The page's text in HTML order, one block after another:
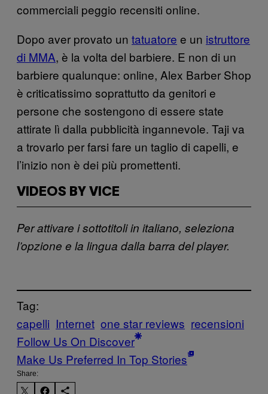
commerciali peggio recensiti online.
Dopo aver provato un tatuatore e un istruttore
di MMA, è la volta del barbiere. E non di un
barbiere qualunque: online, Alex Barber Shop
è criticatissimo soprattutto da genitori e
persone che sostengono di essere state
attirate lì dalla pubblicità ingannevole. Taji va
a trovarlo per farsi fare un taglio di capelli, e
l’inizio non è dei più promettenti.
VIDEOS BY VICE
Per attivare i sottotitoli in italiano, seleziona
l’opzione e la lingua dalla barra del player.
Tag:
capelli Internet one star reviews recensioni
Follow Us On Discover
Make Us Preferred In Top Stories
Share: